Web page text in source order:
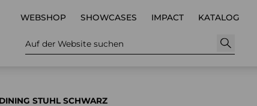
WEBSHOP SHOWCASES IMPACT KATALOG
Auf der Website suchen
STUHL SCHWARZ